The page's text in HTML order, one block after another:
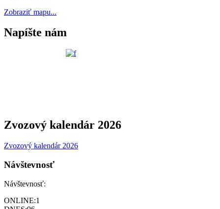
Zobraziť mapu...
Napíšte nám
Zvozový kalendár 2026
Zvozový kalendár 2026
Návštevnosť
Návštevnosť:
ONLINE:1